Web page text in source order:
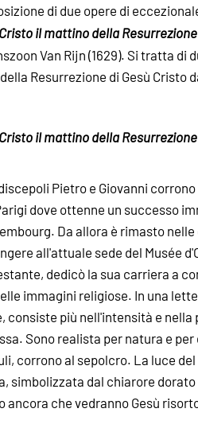
di due opere di
il mattino della Resurrezione
Van Rijn (1629). Si tratta di
Resurrezione di Gesù Cristo
il mattino della Resurrezione
Pietro e Giovanni
dove ottenne un successo
Da allora è rimasto
all'attuale sede del Musée
dedicò la sua carriera a
immagini religiose. In una
più nell'intensità e nella
Sono realista per natura e per
corrono al sepolcro. La luce
simbolizzata dal chiarore dorato
ancora che vedranno Gesù